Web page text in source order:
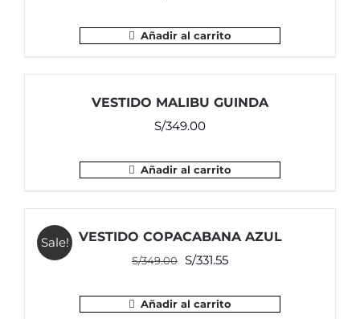
Añadir al carrito
VESTIDO MALIBU GUINDA
S/349.00
Añadir al carrito
Sale! VESTIDO COPACABANA AZUL
S/349.00 El
original
S/331.55El
actual
Añadir al carrito